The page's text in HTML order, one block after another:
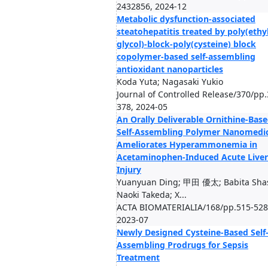
2432856, 2024-12
Metabolic dysfunction-associated
steatohepatitis treated by
glycol)-block-poly(cysteine) block
copolymer-based self-assembling
antioxidant nanoparticles
Koda Yuta; Nagasaki Yukio
Journal of Controlled Release/370/
378, 2024-05
An Orally Deliverable Ornithine-
Self-Assembling Polymer
Ameliorates Hyperammonemia in
Acetaminophen-Induced Acute Liver
Injury
Yuanyuan Ding; 甲田 優太; Babita
Naoki Takeda; X...
ACTA BIOMATERIALIA/168/pp.515-
2023-07
Newly Designed Cysteine-Based Self-
Assembling Prodrugs for Sepsis
Treatment